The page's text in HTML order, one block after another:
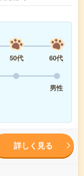
50代
60代
男性
詳しく見る